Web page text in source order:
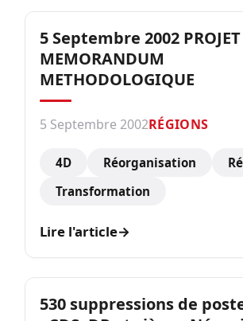
5 Septembre 2002
MEMORANDUM
METHODOLOGIQUE
5 Septembre 2002RÉGIONS
4D Réorganisation
Transformation
Lire l'article→
530 suppressions de